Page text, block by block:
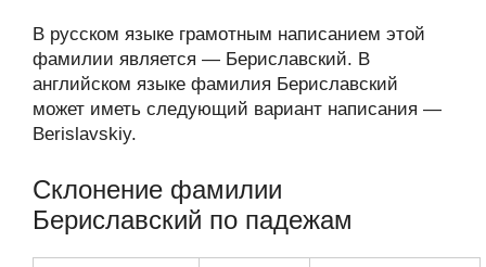
В русском языке грамотным написанием этой
фамилии является — Бериславский. В
английском языке фамилия Бериславский
может иметь следующий вариант написания —
Berislavskiy.
Склонение фамилии
Бериславский по падежам